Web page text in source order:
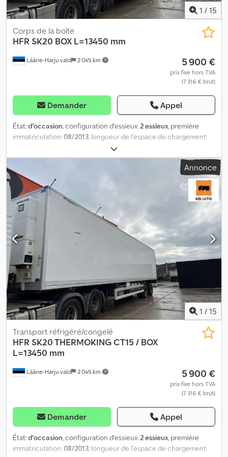
1 / 15
Lääne-Harju vald 2 045 km
Corps de la boîte
HFR SK20 BOX L=13450 mm
5 900 €
prix fixe hors TVA
(7 316 € brut)
Demander Appel
État:d'occasion, configuration d'essieux:2 essieux, première
immatriculation:08/2013, longueur de l'espace de chargement:
, largeur de l’espace de chargement:
hauteur de l'espace de chargement:2 650 mm, longueur totale:
13 550 mm
4 100 mm,
suspension:
air
, Informations
complémentaires : Marque : HFR Modèle : SK20 2 essieux
Structure : caisse fermée (caisse L=13 450 / l=2 495 / H=2 652 mm)
Année : 08.2013 Suspension : pneumatique Freins : tambours
Dimensions : L/l/H : 13 550 mm / 2 600 mm / 4 100 mm Masses :
pleine/vide : 35 000 kg / 11 240 kg Type de suspension :
pneumatique Freins : disques Type de suspension : pneumatique
Freins : disques Dcedpfx Aoutb T Njqlok Essieu directeur :
Directionnel = Plus d'informations = Suspension : suspension
pneumatique Essieu arrière : Directeur Poids à vide : 11 240 kg
Charge utile : 23 760 kg PTAC : 35 000 kg
Annonce
1 / 15
Lääne-Harju vald 2 045 km
Transport réfrigéré/congelé
HFR SK20 THERMOKING CT15 / BOX
L=13450 mm
5 900 €
prix fixe hors TVA
(7 316 € brut)
Demander Appel
État:d'occasion, configuration d'essieux:2 essieux, première
immatriculation:08/2013, longueur de l'espace de chargement: